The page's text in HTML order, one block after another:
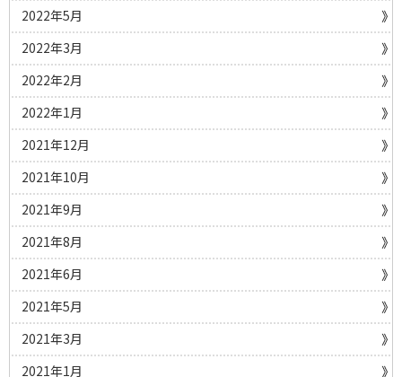
2022年5月
2022年3月
2022年2月
2022年1月
2021年12月
2021年10月
2021年9月
2021年8月
2021年6月
2021年5月
2021年3月
2021年1月